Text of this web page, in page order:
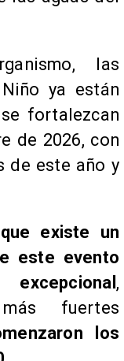
las
ya están
fortalezcan
de 2026, con
de este año y
existe un
este evento
,
fuertes
los